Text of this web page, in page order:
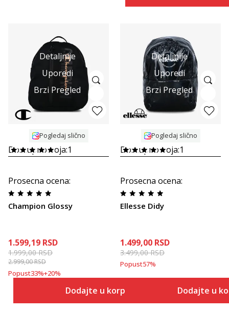
Detaljnije
Uporedi
Brzi Pregled
Pogledaj slično
Dostupno boja:1
Prosecna ocena:
Champion Glossy
1.599,19 RSD
1.999,00RSD
2.999,00RSD
Popust33%+20%
Dodajte u korpu
Detaljnije
Uporedi
Brzi Pregled
Pogledaj slično
Dostupno boja:1
Prosecna ocena:
Ellesse Didy
1.499,00 RSD
3.499,00RSD
Popust57%
Dodajte u